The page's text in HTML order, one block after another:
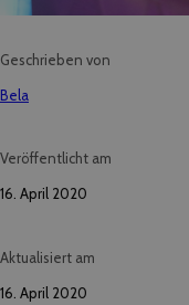
Geschrieben von
Bela
Veröffentlicht am
16. April 2020
Aktualisiert am
16. April 2020